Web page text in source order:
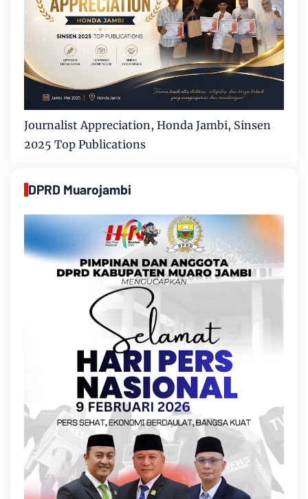
Journalist Appreciation, Honda Jambi, Sinsen
2025 Top Publications
DPRD Muarojambi